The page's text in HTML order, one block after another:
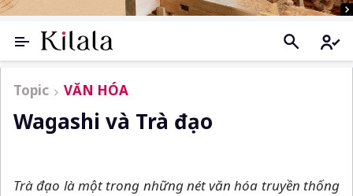
Topic VĂN HÓA
Wagashi và Trà đạo
Trà đạo là một trong những nét văn hóa truyền thống